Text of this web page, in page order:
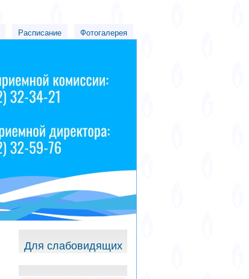
Расписание Фотогалерея
Для слабовидящих